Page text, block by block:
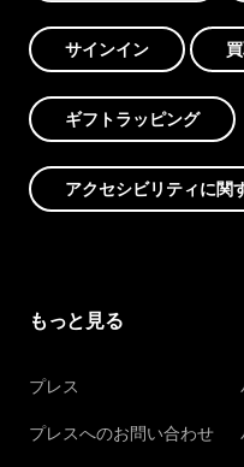
サインイン
ギフトラッピング
アクセシビリティに関
もっと見る
プレス
プレスへのお問い合わせ